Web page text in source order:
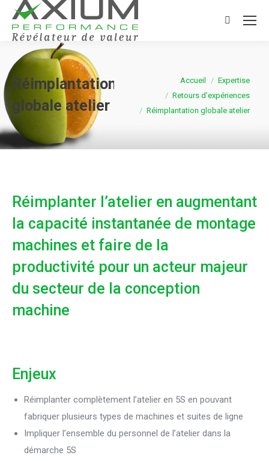
Search:
Réimplantation
globale atelier
Vous êtes ici : Accueil
Expertise
Retours d’expériences
Réimplantation globale atelier
Réimplanter l’atelier en augmentant
la capacité instantanée de montage
machines et faire de la
productivité pour un acteur majeur
du secteur de la conception
machine
Enjeux
Réimplanter complètement l’atelier en 5S en pouvant
fabriquer plusieurs types de machines et suites de ligne
Impliquer l’ensemble du personnel de l’atelier dans la
démarche 5S